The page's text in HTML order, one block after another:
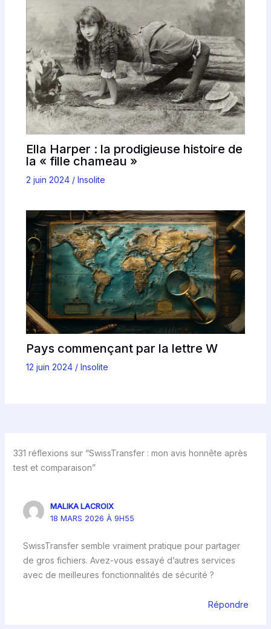
Ella Harper : la prodigieuse histoire de
la « fille chameau »
2 juin 2024 / Insolite
Pays commençant par la lettre W
12 juin 2024 / Insolite
331 réflexions sur “SwissTransfer : mon avis honnête après
test et comparaison”
MALIKA LACROIX
18 MARS 2026 À 9H55
SwissTransfer semble vraiment pratique pour partager
de gros fichiers. Avez-vous essayé d’autres services
avec de meilleures fonctionnalités de sécurité ?
Répondre